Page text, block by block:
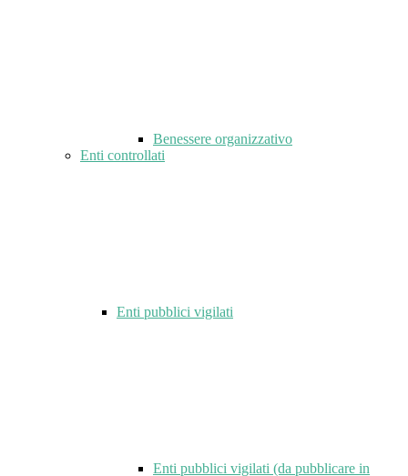
Benessere organizzativo
Enti controllati
Enti pubblici vigilati
Enti pubblici vigilati (da pubblicare in